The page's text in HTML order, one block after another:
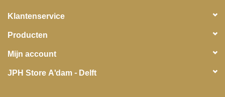
Klantenservice
Producten
Mijn account
JPH Store A'dam - Delft